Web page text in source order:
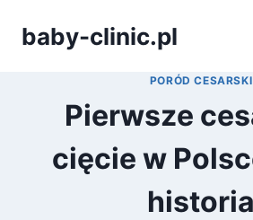
baby-clinic.pl
PORÓD CESARSKI
Pierwsze
cięcie w
historia